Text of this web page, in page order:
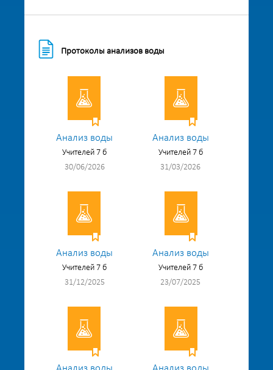
Протоколы анализов воды
Анализ воды
Учителей 7 б
30/06/2026
Анализ воды
Учителей 7 б
31/03/2026
Анализ воды
Учителей 7 б
31/12/2025
Анализ воды
Учителей 7 б
23/07/2025